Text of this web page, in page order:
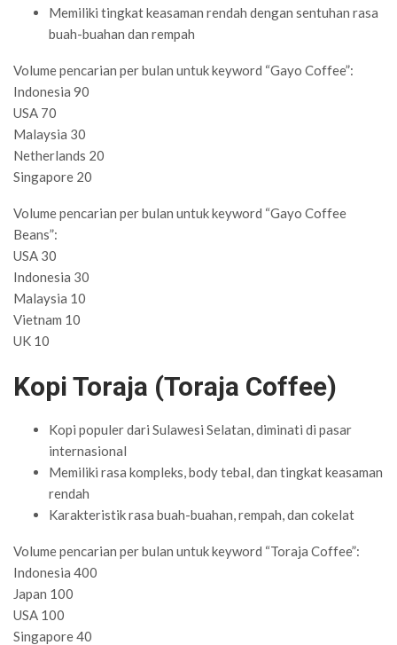
Memiliki tingkat keasaman rendah dengan sentuhan rasa
buah-buahan dan rempah
Volume pencarian per bulan untuk keyword “Gayo Coffee”:
Indonesia 90
USA 70
Malaysia 30
Netherlands 20
Singapore 20
Volume pencarian per bulan untuk keyword “Gayo Coffee
Beans”:
USA 30
Indonesia 30
Malaysia 10
Vietnam 10
UK 10
Kopi Toraja (Toraja Coffee)
Kopi populer dari Sulawesi Selatan, diminati di pasar
internasional
Memiliki rasa kompleks, body tebal, dan tingkat keasaman
rendah
Karakteristik rasa buah-buahan, rempah, dan cokelat
Volume pencarian per bulan untuk keyword “Toraja Coffee”:
Indonesia 400
Japan 100
USA 100
Singapore 40